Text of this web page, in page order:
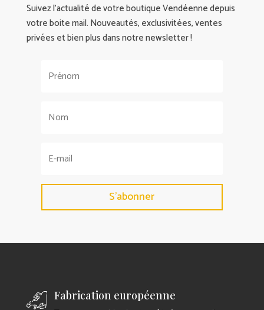
Suivez l’actualité de votre boutique Vendéenne depuis
votre boite mail. Nouveautés, exclusivitées, ventes
privées et bien plus dans notre newsletter !
S'abonner
Fabrication européenne